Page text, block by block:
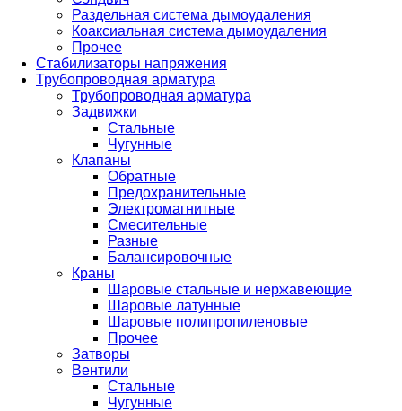
Раздельная система дымоудаления
Коаксиальная система дымоудаления
Прочее
Стабилизаторы напряжения
Трубопроводная арматура
Трубопроводная арматура
Задвижки
Стальные
Чугунные
Клапаны
Обратные
Предохранительные
Электромагнитные
Смесительные
Разные
Балансировочные
Краны
Шаровые стальные и нержавеющие
Шаровые латунные
Шаровые полипропиленовые
Прочее
Затворы
Вентили
Стальные
Чугунные